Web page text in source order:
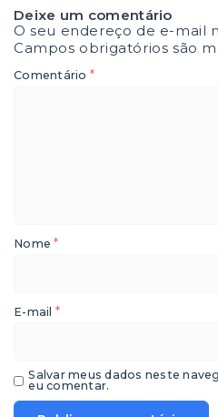
Deixe um comentário
O seu endereço de e-mail
Campos obrigatórios são
Comentário *
Nome*
E-mail *
Salvar meus dados neste
eu comentar.